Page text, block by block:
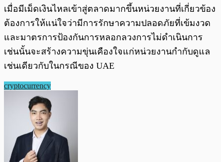
เมื่อมีเม็ดเงินไหลเข้าสู่ตลาดมากขึ้นหน่วยงานที่เกี่ยวข้อง
ต้องการให้แน่ใจว่ามีการรักษาความปลอดภัยที่เข้มงวด
และมาตรการป้องกันการหลอกลวงการไม่ดำเนินการ
เช่นนั้นจะสร้างความขุ่นเคืองใจแก่หน่วยงานกำกับดูแล
เช่นเดียวกับในกรณีของ UAE
cryptocurrency